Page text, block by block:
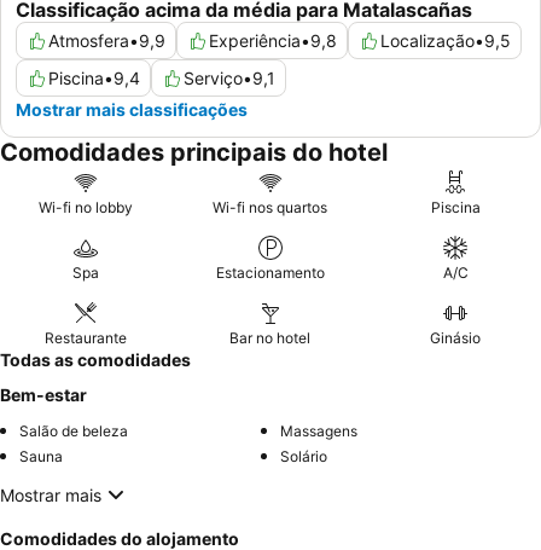
Classificação acima da média para Matalascañas
Atmosfera•9,9 Experiência•9,8 Localização•9,5
Piscina•9,4 Serviço•9,1
Mostrar mais classificações
Comodidades principais do hotel
Wi-fi no lobby Wi-fi nos quartos Piscina
Spa Estacionamento A/C
Restaurante Bar no hotel Ginásio
Todas as comodidades
Bem-estar
Salão de beleza
Massagens
Sauna
Solário
Mostrar mais
Comodidades do alojamento